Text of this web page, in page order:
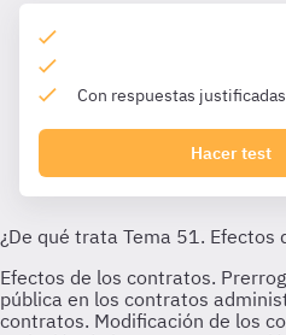
Con respuestas justificadas
Hacer test